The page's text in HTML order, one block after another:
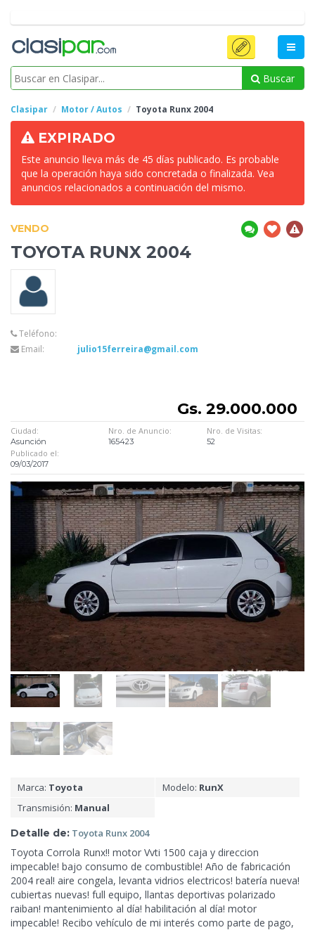
Buscar
Clasipar Motor / Autos Toyota Runx 2004
EXPIRADO
Este anuncio lleva más de 45 días publicado. Es probable
que la operación haya sido concretada o finalizada. Vea
anuncios relacionados a continuación del mismo.
VENDO
TOYOTA RUNX 2004
Teléfono:
Email:
julio15ferreira@gmail.com
Gs. 29.000.000
Ciudad:
Asunción
Nro. de Anuncio:
165423
Nro. de Visitas:
52
Publicado el:
09/03/2017
Marca: Toyota Modelo: RunX
Transmisión: Manual
Detalle de: Toyota Runx 2004
Toyota Corrola Runx!! motor Vvti 1500 caja y direccion
impecable! bajo consumo de combustible! Año de fabricación
2004 real! aire congela, levanta vidrios electricos! batería nueva!
cubiertas nuevas! full equipo, llantas deportivas polarizado
raiban! mantenimiento al día! habilitación al día! motor
impecable! Recibo vehículo de mi interés como parte de pago,